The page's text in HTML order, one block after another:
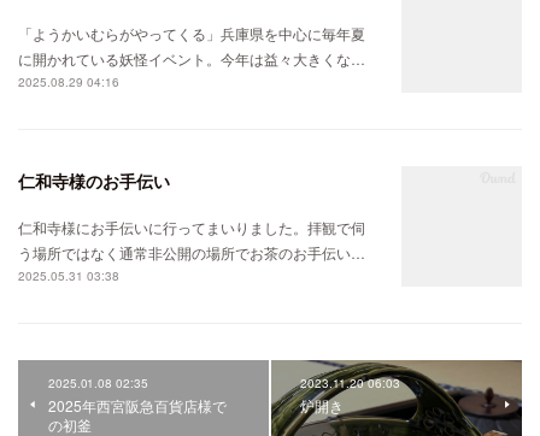
「ようかいむらがやってくる」兵庫県を中心に毎年夏
に開かれている妖怪イベント。今年は益々大きくな…
2025.08.29 04:16
仁和寺様のお手伝い
仁和寺様にお手伝いに行ってまいりました。拝観で伺
う場所ではなく通常非公開の場所でお茶のお手伝い…
2025.05.31 03:38
2025.01.08 02:35
2025年西宮阪急百貨店様で
の初釜
2023.11.20 06:03
炉開き